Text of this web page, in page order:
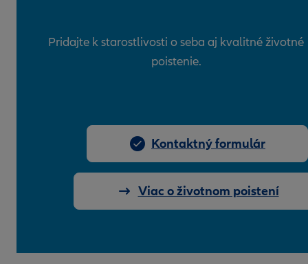
Pridajte k starostlivosti o seba aj kvalitné životné
poistenie.
Kontaktný formulár
Viac o životnom poistení